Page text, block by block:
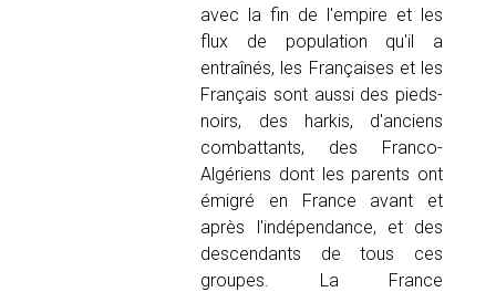
avec la fin de l'empire et les
flux de population qu'il a
entraînés, les Françaises et les
Français sont aussi des pieds-
noirs, des harkis, d'anciens
combattants, des Franco-
Algériens dont les parents ont
émigré en France avant et
après l'indépendance, et des
descendants de tous ces
groupes. La France